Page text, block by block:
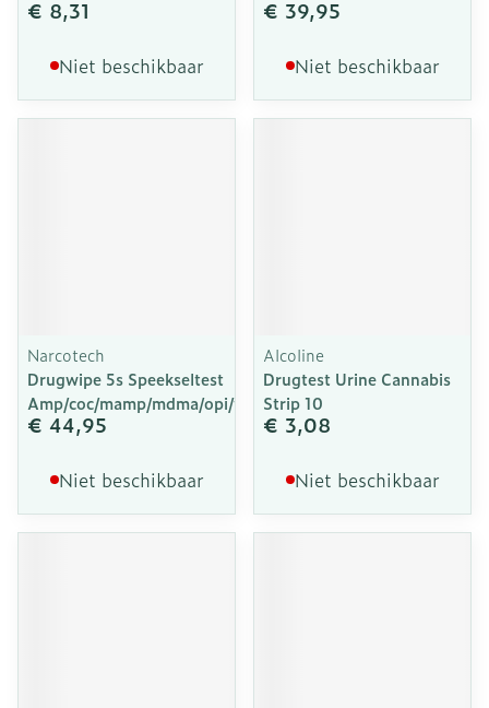
€ 8,31
Niet beschikbaar
€ 39,95
Niet beschikbaar
Narcotech
Drugwipe 5s Speekseltest
Amp/coc/mamp/mdma/opi/thc
€ 44,95
Niet beschikbaar
Alcoline
Drugtest Urine Cannabis
Strip 10
€ 3,08
Niet beschikbaar